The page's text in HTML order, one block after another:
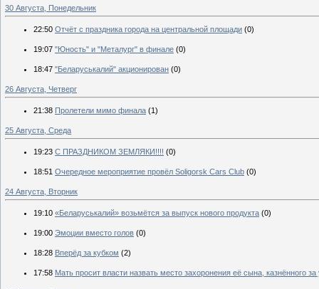
30 Августа, Понедельник
22:50 Отчёт с праздника города на центральной площади (0)
19:07 "Юность" и "Металург" в финале (0)
18:47 "Беларуськалий" акционирован (0)
26 Августа, Четверг
21:38 Пролетели мимо финала (1)
25 Августа, Среда
19:23 С ПРАЗДНИКОМ ЗЕМЛЯКИ!!!! (0)
18:51 Очередное мероприятие провёл Soligorsk Cars Club (0)
24 Августа, Вторник
19:10 «Беларуськалий» возьмётся за выпуск нового продукта (0)
19:00 Эмоции вместо голов (0)
18:28 Вперёд за кубком (2)
17:58 Мать просит власти назвать место захоронения её сына, казнённого за